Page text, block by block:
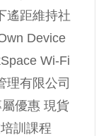
遙距維持社
Device
Wi-Fi
理有限公司
優惠 現貨
訓課程